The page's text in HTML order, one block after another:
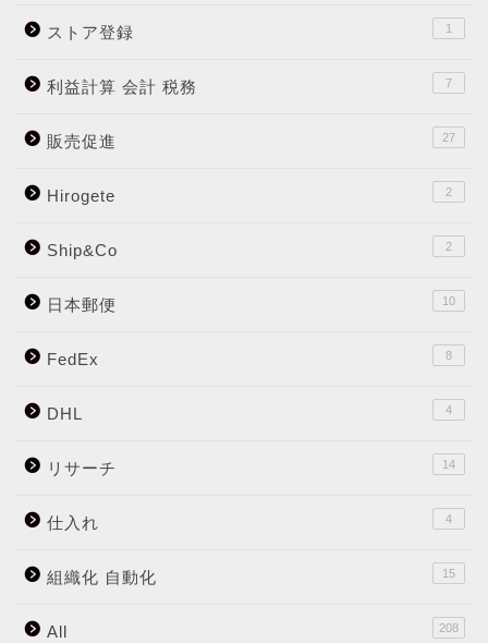
ストア登録 1
利益計算 会計 税務 7
販売促進 27
Hirogete 2
Ship&Co 2
日本郵便 10
FedEx 8
DHL 4
リサーチ 14
仕入れ 4
組織化 自動化 15
All 208